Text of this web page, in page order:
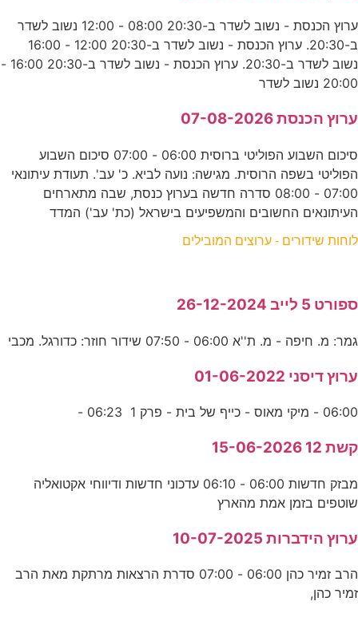
ערוץ הכנסת - נשוב לשדר ב-20:30 08:00 - 12:00 נשוב לשדר
ב-20:30. ערוץ הכנסת - נשוב לשדר ב-20:30 12:00 - 16:00
נשוב לשדר ב-20:30. ערוץ הכנסת - נשוב לשדר ב-20:30 16:00 -
20:00 נשוב לשדר
ערוץ הכנסת 07-08-2026
סיכום השבוע הפוליטי ברוסית 06:00 - 07:00 סיכום השבוע
הפוליטי בשפה הרוסית. מגישה: נועה לביא. כ' עב'. תעודת עיתונאי
07:00 - 08:00 סדרה חדשה בערוץ כנסת, שבה מתארחים
העיתונאים החשובים והמשפיעים בישראל (כת' עב') המדד
לוחות שידורים - ערוצים המובילים
ספורט 5 לייב 26-12-2024
גמר: מ. חיפה - מ. ת''א 06:00 - 07:50 שידור חוזר: כדורגל. מכבי
ערוץ דיסני 01-06-2022
06:00 - מיקי מאוס - כייף של בית - פרק 1 06:23 -
קשת 12 15-06-2026
מבזק חדשות 06:00 - 06:10 עדכוני חדשות ודיווחי אקטואליה
שוטפים בזמן אמת מהארץ
ערוץ הידברות 10-07-2025
הרב זמיר כהן 06:00 - 07:00 סדרת הרצאות מרתקת מאת הרב
זמיר כהן,